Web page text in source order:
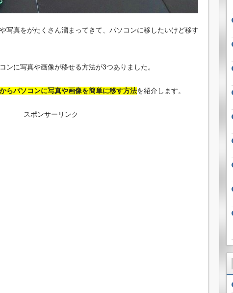
写真をがたくさん溜まってきて、パソコンに移したいけど移す
ンに写真や画像が移せる方法が3つありました。
らパソコンに写真や画像を簡単に移す方法を紹介します。
スポンサーリンク